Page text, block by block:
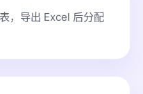
，导出 Excel 后分配